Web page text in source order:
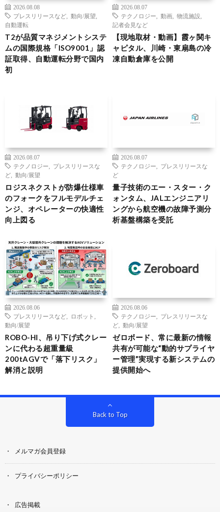
2026.08.08
プレスリリースなど
動向/展望
自動運転
T2が品質マネジメントシステ
ムの国際規格「ISO9001」認
証取得、自動運転分野で国内
初
2026.08.07
テクノロジー
動画 物流施設
記者会見など
【現地取材・動画】霞ヶ関キ
ャピタル、川崎・東扇島の冷
凍自動倉庫を公開
2026.08.07
テクノロジー
プレスリリースな
ど
動向/展望
ロジスネクストが防爆仕様車
のフォークをフルモデルチェ
ンジ、オペレーターの快適性
向上図る
2026.08.07
テクノロジー
プレスリリースな
ど
量子技術のエー・スター・ク
ォンタム、JALエンジニアリ
ングから航空機の故障予測分
析基盤構築を受託
2026.08.06
プレスリリースなど
ロボット
動向/展望
ROBO-HI、吊り下げ式クレー
ンに代わる超重量級
200tAGVで「落下リスク」
解消と説明
2026.08.06
テクノロジー
プレスリリースな
ど
動向/展望
ゼロボード、常に最新の情報
共有が可能な“動的サプライヤ
ー管理”実現する新システムの
提供開始へ
Back to Top
メルマガ会員登録
プライバシーポリシー
広告掲載